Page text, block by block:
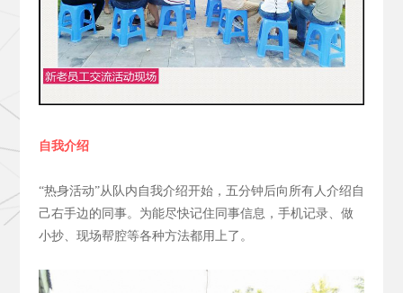
自我介绍
“热身活动”从队内自我介绍开始，五分钟后向所有人介绍自
己右手边的同事。为能尽快记住同事信息，手机记录、做
小抄、现场帮腔等各种方法都用上了。